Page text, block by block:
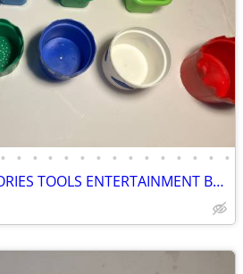
• • • • • • • • • • • • • • •
BEACH TOYS ACCESSORIES TOOLS ENTERTAINMENT BREAKAWAY KIDS OUTDOOR FUN